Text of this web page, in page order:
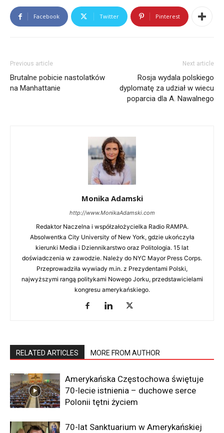
Facebook Twitter Pinterest
Previous article
Brutalne pobicie nastolatków
na Manhattanie
Next article
Rosja wydala polskiego
dyplomatę za udział w wiecu
poparcia dla A. Nawalnego
Monika Adamski
http://www.MonikaAdamski.com
Redaktor Naczelna i współzałożycielka Radio RAMPA.
Absolwentka City University of New York, gdzie ukończyła
kierunki Media i Dziennikarstwo oraz Politologia. 15 lat
doświadczenia w zawodzie. Należy do NYC Mayor Press Corps.
Przeprowadziła wywiady m.in. z Prezydentami Polski,
najwyższymi rangą politykami Nowego Jorku, przedstawicielami
kongresu amerykańskiego.
RELATED ARTICLES MORE FROM AUTHOR
Amerykańska Częstochowa świętuje
70-lecie istnienia – duchowe serce
Polonii tętni życiem
70-lat Sanktuarium w Amerykańskiej